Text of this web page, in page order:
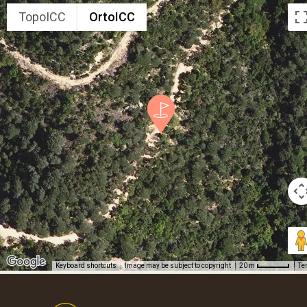
TopoICC OrtoICC
Keyboard shortcuts Image may be subject to copyright 20 m